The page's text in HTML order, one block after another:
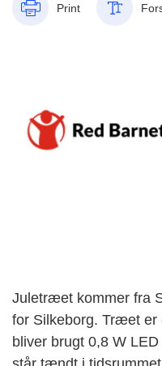
Print
Juletræet kommer fra
for Silkeborg. Træet er
bliver brugt 0,8 W